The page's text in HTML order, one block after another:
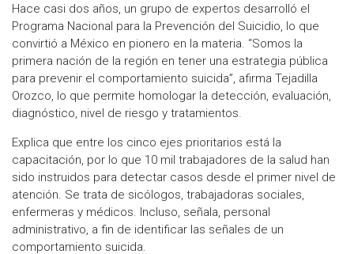
Hace casi dos años, un grupo de expertos desarrolló el
Programa Nacional para la Prevención del Suicidio, lo que
convirtió a México en pionero en la materia. “Somos la
primera nación de la región en tener una estrategia pública
para prevenir el comportamiento suicida”, afirma Tejadilla
Orozco, lo que permite homologar la detección, evaluación,
diagnóstico, nivel de riesgo y tratamientos.
Explica que entre los cinco ejes prioritarios está la
capacitación, por lo que 10 mil trabajadores de la salud han
sido instruidos para detectar casos desde el primer nivel de
atención. Se trata de sicólogos, trabajadoras sociales,
enfermeras y médicos. Incluso, señala, personal
administrativo, a fin de identificar las señales de un
comportamiento suicida.